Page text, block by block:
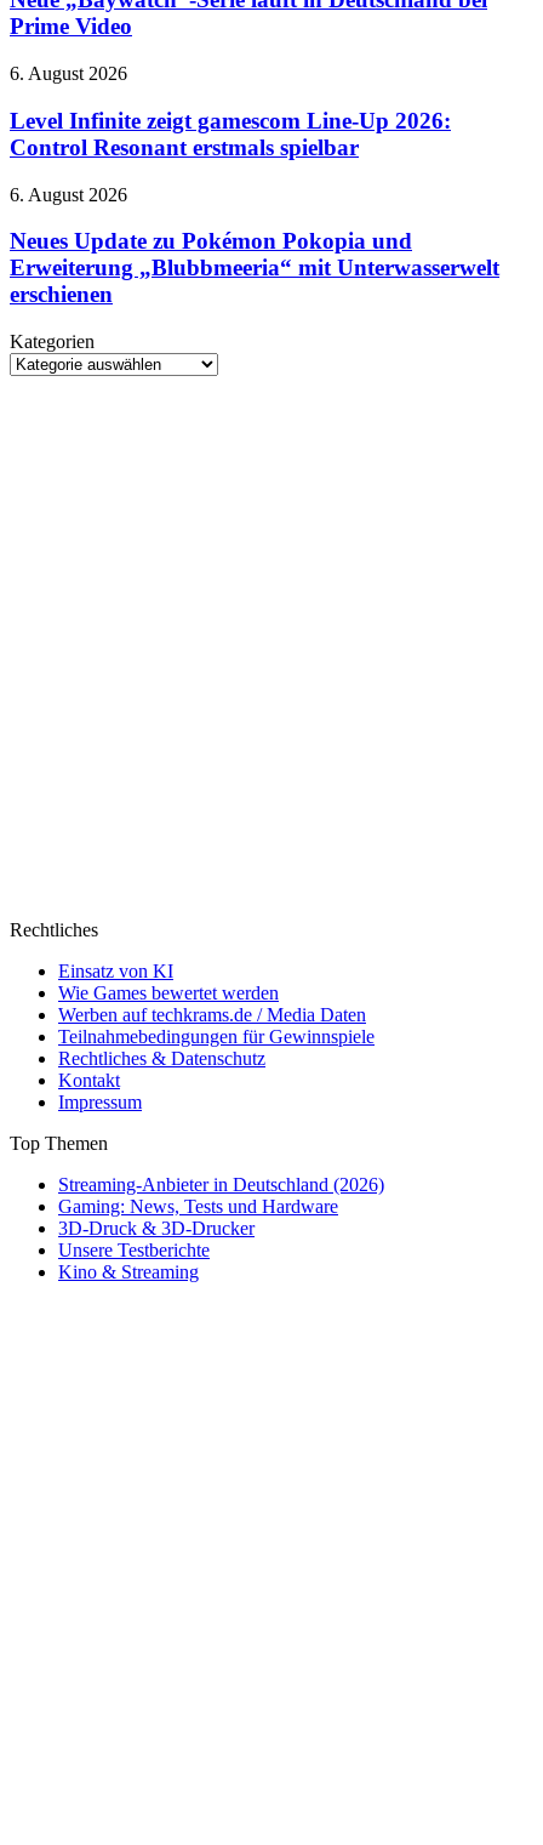
im
September
läuft
in
bei
Video
Prime Video
Level
zeigt
gamescom
Line-
2026:
Resonant
erstmals
spielbar
6. August 2026
Level Infinite zeigt gamescom Line-Up 2026:
Control Resonant erstmals spielbar
Neues
zu
Pokémon
Pokopia
und
„Blubbmeeria“
mit
6. August 2026
Neues Update zu Pokémon Pokopia und
Erweiterung „Blubbmeeria“ mit Unterwasserwelt
erschienen
Kategorien
Kategorien
Rechtliches
Einsatz von KI
Wie Games bewertet werden
Werben auf techkrams.de / Media Daten
Teilnahmebedingungen für Gewinnspiele
Rechtliches & Datenschutz
Kontakt
Impressum
Top Themen
Streaming-Anbieter in Deutschland (2026)
Gaming: News, Tests und Hardware
3D-Druck & 3D-Drucker
Unsere Testberichte
Kino & Streaming